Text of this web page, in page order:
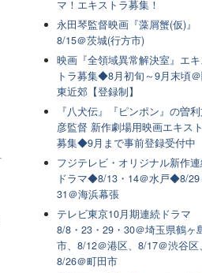
マ！エキストラ募集！
永田琴監督映画『藻屑蟹(仮)』
8/15＠茨城(行方市)
映画『全領域異常解決室』エ
トラ募集◆8月初旬～9月末頃
東近郊【登録制】
『八犬伝』『ピンポン』の曽
彦監督 新作劇場用映画エキス
募集◆9月まで事前登録受付中
フジテレビ・オリジナル新作
ドラマ◆8/13・14＠水戸◆8/29
31＠海浜幕張
テレビ東京10月期連続ドラマ
8/8・23・29・30＠埼玉県鶴ヶ
市、8/12＠港区、8/17＠渋谷区、
8/26＠町田市